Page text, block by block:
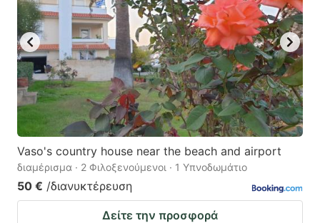
Vaso's country house near the beach and airport
διαμέρισμα · 2 Φιλοξενούμενοι · 1 Υπνοδωμάτιο
50 € /διανυκτέρευση
Δείτε την προσφορά